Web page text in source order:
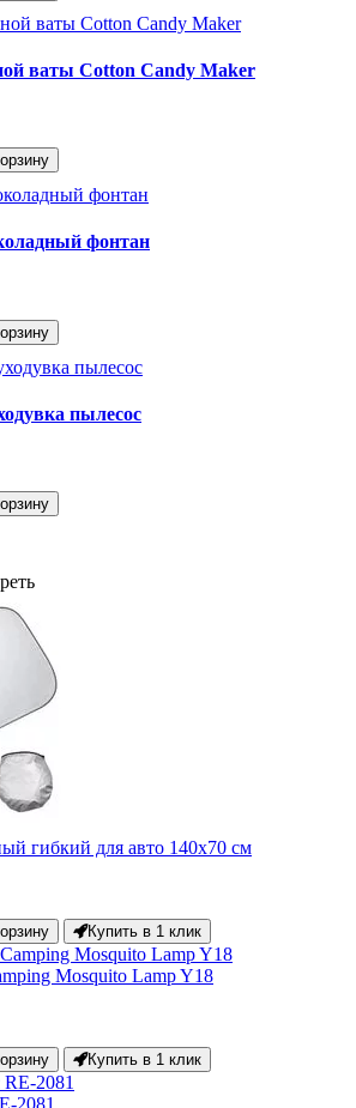
ваты Cotton Candy Maker
фонтан
пылесос
гибкий для авто 140x70 см
Купить в 1 клик
Mosquito Lamp Y18
Купить в 1 клик